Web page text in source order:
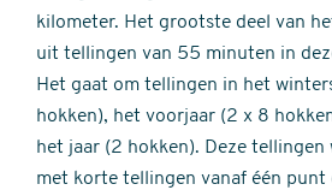
kilometer. Het grootste deel van
uit tellingen van 55 minuten in
Het gaat om tellingen in het
hokken), het voorjaar (2 x 8
het jaar (2 hokken). Deze tellingen
met korte tellingen vanaf één punt